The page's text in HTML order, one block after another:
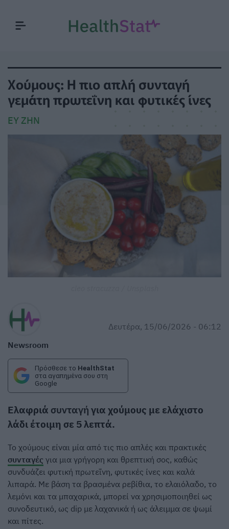
Χούμους: Η πιο απλή συνταγή
γεμάτη πρωτεΐνη και φυτικές ίνες
ΕΥ ΖΗΝ
Newsroom
Δευτέρα, 15/06/2026 - 06:12
Πρόσθεσε το HealthStat
στα αγαπημένα σου στη
Google
Ελαφριά συνταγή για χούμους με ελάχιστο
λάδι έτοιμη σε 5 λεπτά.
Το χούμους είναι μία από τις πιο απλές και πρακτικές
συνταγές για μια γρήγορη και θρεπτική σος, καθώς
συνδυάζει φυτική πρωτεΐνη, φυτικές ίνες και καλά
λιπαρά. Με βάση τα βρασμένα ρεβίθια, το ελαιόλαδο, το
λεμόνι και τα μπαχαρικά, μπορεί να χρησιμοποιηθεί ως
συνοδευτικό, ως dip με λαχανικά ή ως άλειμμα σε ψωμί
και πίτες.